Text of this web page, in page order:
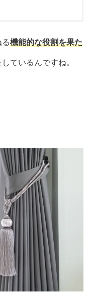
機能的な役割を果た
ているんですね。